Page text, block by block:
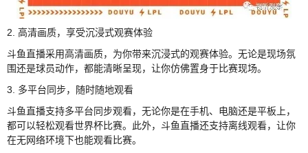
2. 高清画质，享受沉浸式观赛体验
斗鱼直播采用高清画质，为你带来沉浸式的观赛体验。无论是现场氛
围还是球员动作，都能清晰呈现，让你仿佛置身于比赛现场。
3. 多平台同步，随时随地观看
斗鱼直播支持多平台同步观看，无论你是在手机、电脑还是平板上，
都可以轻松观看世界杯比赛。此外，斗鱼直播还支持离线观看，让你
在无网络环境下也能观看比赛。